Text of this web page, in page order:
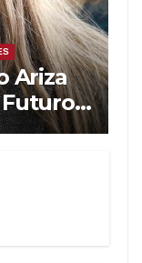
Ariza